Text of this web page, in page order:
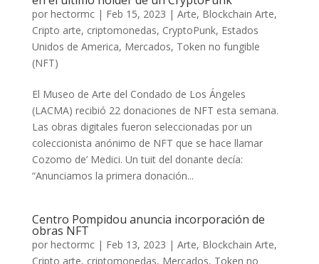
por hectormc| Feb 15, 2023 | Arte, Blockchain Arte,
Cripto arte, criptomonedas, CryptoPunk, Estados
Unidos de America, Mercados, Token no fungible
(NFT)
El Museo de Arte del Condado de Los Ángeles
(LACMA) recibió 22 donaciones de NFT esta semana.
Las obras digitales fueron seleccionadas por un
coleccionista anónimo de NFT que se hace llamar
Cozomo de’ Medici. Un tuit del donante decía:
“Anunciamos la primera donación...
Centro Pompidou anuncia incorporación de
obras NFT
por hectormc| Feb 13, 2023 | Arte, Blockchain Arte,
Cripto arte, criptomonedas, Mercados, Token no